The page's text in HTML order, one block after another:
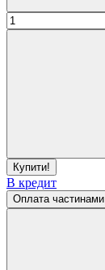
Купити!
В кредит
Оплата частинами